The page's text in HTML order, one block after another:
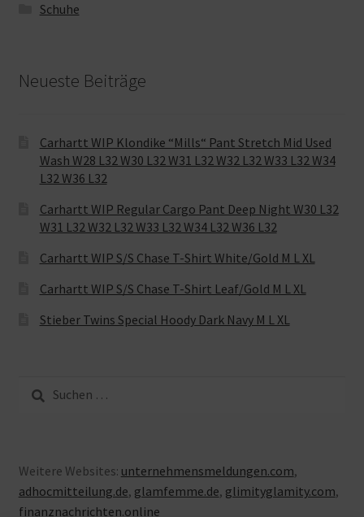
Schuhe
Neueste Beiträge
Carhartt WIP Klondike “Mills“ Pant Stretch Mid Used
Wash W28 L32 W30 L32 W31 L32 W32 L32 W33 L32 W34
L32 W36 L32
Carhartt WIP Regular Cargo Pant Deep Night W30 L32
W31 L32 W32 L32 W33 L32 W34 L32 W36 L32
Carhartt WIP S/S Chase T-Shirt White/Gold M L XL
Carhartt WIP S/S Chase T-Shirt Leaf/Gold M L XL
Stieber Twins Special Hoody Dark Navy M L XL
nach:
Weitere Websites: unternehmensmeldungen.com,
adhocmitteilung.de, glamfemme.de, glimityglamity.com,
finanznachrichten.online